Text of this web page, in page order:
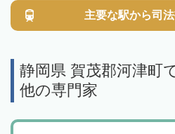
主要な駅から司
静岡県 賀茂郡河津町
他の専門家